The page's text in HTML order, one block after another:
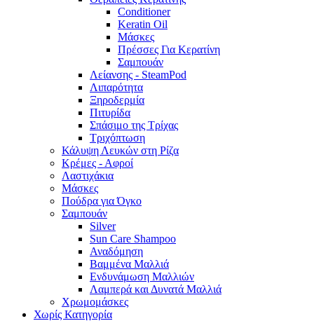
Conditioner
Keratin Oil
Μάσκες
Πρέσσες Για Κερατίνη
Σαμπουάν
Λείανσης - SteamPod
Λιπαρότητα
Ξηροδερμία
Πιτυρίδα
Σπάσιμο της Τρίχας
Τριχόπτωση
Κάλυψη Λευκών στη Ρίζα
Κρέμες - Αφροί
Λαστιχάκια
Μάσκες
Πούδρα για Όγκο
Σαμπουάν
Silver
Sun Care Shampoo
Αναδόμηση
Βαμμένα Μαλλιά
Ενδυνάμωση Μαλλιών
Λαμπερά και Δυνατά Μαλλιά
Χρωμομάσκες
Χωρίς Κατηγορία